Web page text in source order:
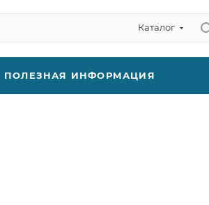
Каталог
ПОЛЕЗНАЯ ИНФОРМАЦИЯ